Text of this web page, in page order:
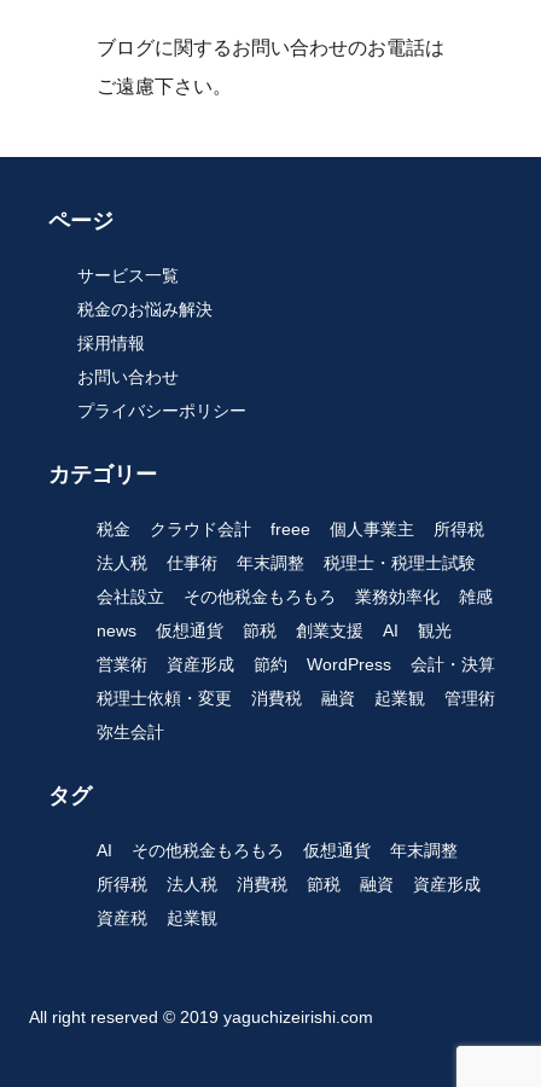
ブログに関するお問い合わせのお電話は
ご遠慮下さい。
ページ
サービス一覧
税金のお悩み解決
採用情報
お問い合わせ
プライバシーポリシー
カテゴリー
税金 クラウド会計 freee 個人事業主
所得税
法人税
仕事術 年末調整
税理士・税理士試験
会社設立
その他税金もろもろ 業務効率化
雑感
news
仮想通貨 節税 創業支援 AI
観光
営業術
資産形成 節約 WordPress
会計・決算
税理士依頼・変更
消費税 融資 起業観
管理術
弥生会計
タグ
AI その他税金もろもろ 仮想通貨
年末調整
所得税
法人税 消費税 節税 融資
資産形成
資産税
起業観
All right reserved © 2019 yaguchizeirishi.com